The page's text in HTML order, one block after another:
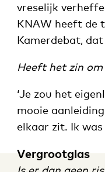
vreselijk
KNAW heeft de
Kamerdebat,
Heeft het zin
‘Je zou het
mooie
elkaar zit. Ik was
Vergrootglas